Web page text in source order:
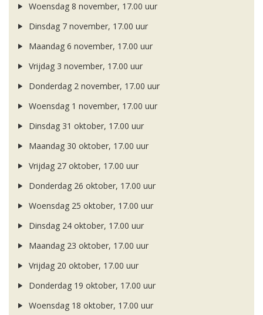
Woensdag 8 november, 17.00 uur
Dinsdag 7 november, 17.00 uur
Maandag 6 november, 17.00 uur
Vrijdag 3 november, 17.00 uur
Donderdag 2 november, 17.00 uur
Woensdag 1 november, 17.00 uur
Dinsdag 31 oktober, 17.00 uur
Maandag 30 oktober, 17.00 uur
Vrijdag 27 oktober, 17.00 uur
Donderdag 26 oktober, 17.00 uur
Woensdag 25 oktober, 17.00 uur
Dinsdag 24 oktober, 17.00 uur
Maandag 23 oktober, 17.00 uur
Vrijdag 20 oktober, 17.00 uur
Donderdag 19 oktober, 17.00 uur
Woensdag 18 oktober, 17.00 uur